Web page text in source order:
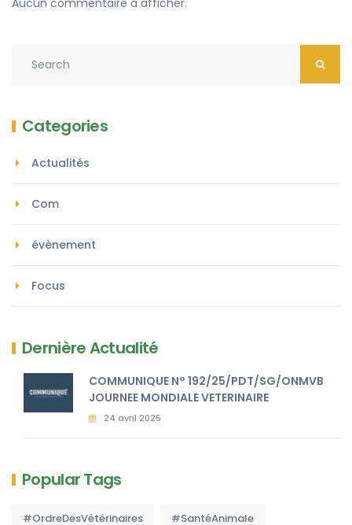
Aucun commentaire à afficher.
Categories
Actualités
Com
évènement
Focus
Dernière Actualité
COMMUNIQUE N° 192/25/PDT/SG/ONMVB
JOURNEE MONDIALE VETERINAIRE
24 avril 2025
Popular Tags
#OrdreDesVétérinaires #SantéAnimale